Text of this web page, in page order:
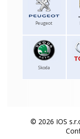
Peugeot
Skoda
© 2026 IOS